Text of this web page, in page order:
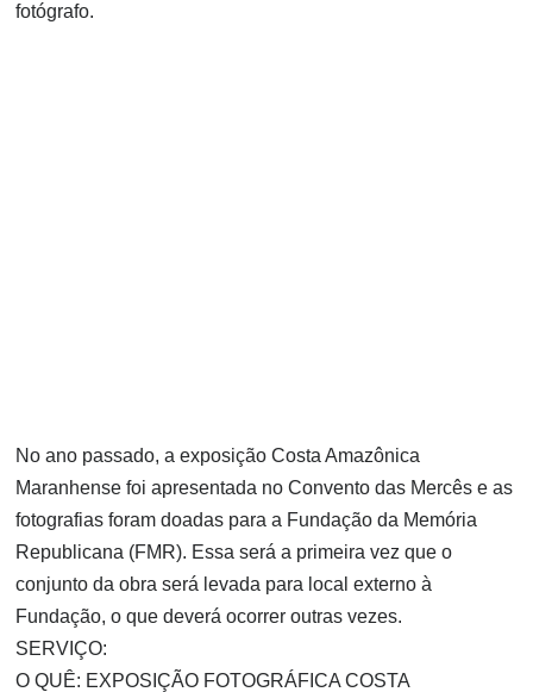
fotógrafo.
No ano passado, a exposição Costa Amazônica
Maranhense foi apresentada no Convento das Mercês e as
fotografias foram doadas para a Fundação da Memória
Republicana (FMR). Essa será a primeira vez que o
conjunto da obra será levada para local externo à
Fundação, o que deverá ocorrer outras vezes.
SERVIÇO:
O QUÊ: EXPOSIÇÃO FOTOGRÁFICA COSTA